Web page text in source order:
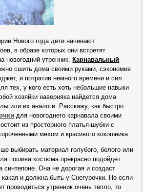
Нового года дети начинают
в образе которых они встретят
новогодний утренник. Карнавальный
сшить дома своими руками, сэкономив
и потратив немного времени и сил.
тех, у кого есть хоть небольшие навыки
хозяйки наверняка найдется дома
или их аналоги. Расскажу, как быстро
для новогоднего карнавала своими
из просторного платья-шубки с
мехом и красивого кокошника.
выбирать материал голубого, белого или
пошива костюма прекрасно подойдет
синтепоне. Она не дорогая и создаст
и должна быть у Снегурочки. Но если
проводиться утренник очень тепло, то